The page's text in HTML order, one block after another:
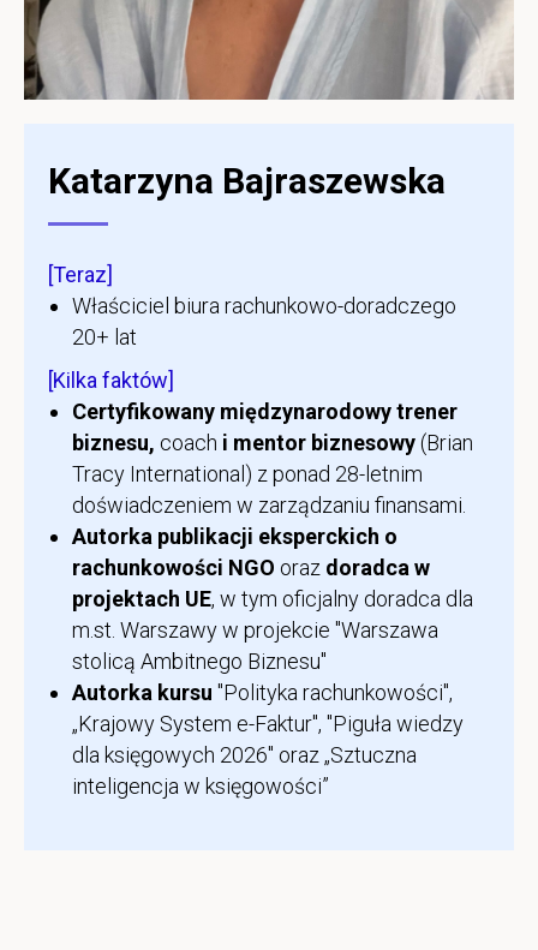
Katarzyna Bajraszewska
[Teraz]
Właściciel biura rachunkowo-doradczego
20+ lat
[Kilka faktów]
Certyfikowany międzynarodowy trener
biznesu, coach i mentor biznesowy(Brian
Tracy International) z ponad 28-letnim
doświadczeniem w zarządzaniu finansami.
Autorka publikacji eksperckich o
rachunkowości NGO oraz doradca w
projektach UE, w tym oficjalny doradca dla
m.st. Warszawy w projekcie "Warszawa
stolicą Ambitnego Biznesu"
Autorka kursu "Polityka rachunkowości",
„Krajowy System e-Faktur", "Piguła wiedzy
dla księgowych 2026" oraz „Sztuczna
inteligencja w księgowości”